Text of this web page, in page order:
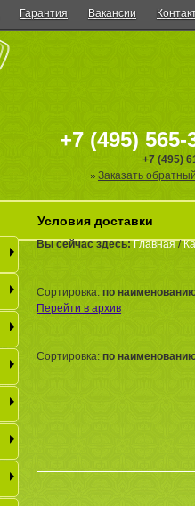
Гарантия Вакансии
+7 (495) 565-
+7 (495)
Заказать
Условия доставки
Вы сейчас здесь:Главная/
Сортировка: по
Перейти в архив
Сортировка: по